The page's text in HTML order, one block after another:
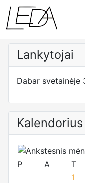
Lankytojai
Dabar svetainėje
Kalendorius
P
A T
1